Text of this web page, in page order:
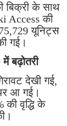
बिक्री के साथ
Access की
यूनिट्स
गई।
बढ़ोतरी
देखी गई,
आ गई।
वृद्धि के